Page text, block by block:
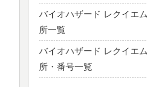
バイオハザード レクイエ
所一覧
バイオハザード レクイエ
所・番号一覧